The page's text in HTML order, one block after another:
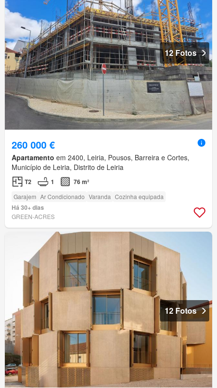
12 Fotos
260 000 €
Apartamento em 2400, Leiria, Pousos, Barreira e Cortes,
Município de Leiria, Distrito de Leiria
T2 1 76 m²
Garajem Ar Condicionado Varanda Cozinha equipada
Há 30+ dias
GREEN-ACRES
12 Fotos